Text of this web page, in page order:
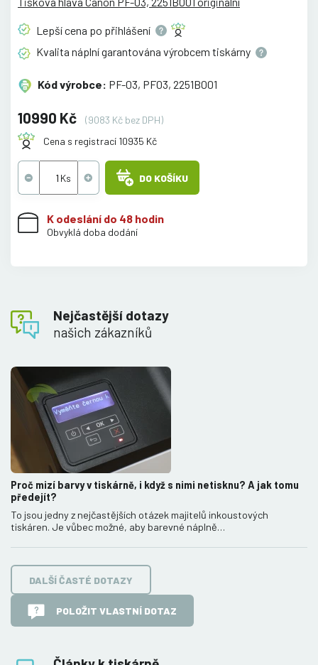
Lepší cena po přihlášení
Kvalita náplní garantována výrobcem tiskárny
Kód výrobce: PF-03, PF03, 2251B001
10990 Kč
(9083 Kč bez DPH)
Cena s registrací 10935 Kč
DO KOŠÍKU
K odeslání do 48 hodin
Obvyklá doba dodání
Nejčastější dotazy
našich zákazníků
Proč mizí barvy v tiskárně, i když s nimi netisknu? A jak tomu
předejít?
To jsou jedny z nejčastějších otázek majitelů inkoustových
tiskáren. Je vůbec možné, aby barevné náplně…
DALŠÍ ČASTÉ DOTAZY
POLOŽIT VLASTNÍ DOTAZ